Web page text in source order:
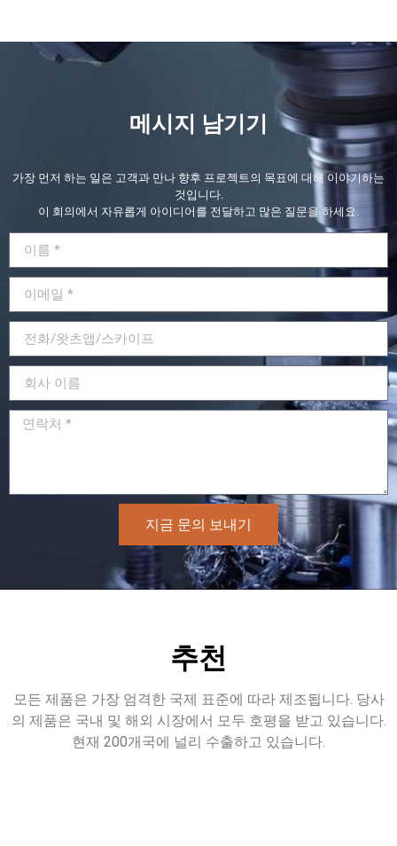
메시지 남기기
가장 먼저 하는 일은 고객과 만나 향후 프로젝트의 목표에 대해 이야기하는
것입니다.
이 회의에서 자유롭게 아이디어를 전달하고 많은 질문을 하세요.
지금 문의 보내기
추천
모든 제품은 가장 엄격한 국제 표준에 따라 제조됩니다. 당사
의 제품은 국내 및 해외 시장에서 모두 호평을 받고 있습니다.
현재 200개국에 널리 수출하고 있습니다.